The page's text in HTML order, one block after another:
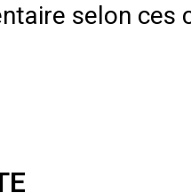
selon ces